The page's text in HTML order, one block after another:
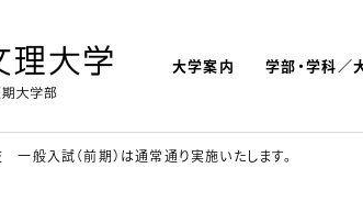
大学案内 学部・学科／
般入試（前期）は通常通り実施いたします。